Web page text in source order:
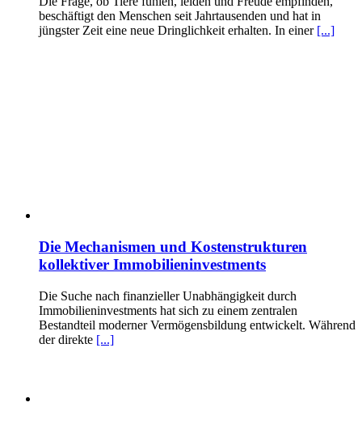
beschäftigt den Menschen seit Jahrtausenden und hat in
jüngster Zeit eine neue Dringlichkeit erhalten. In einer [...]
Die Mechanismen und Kostenstrukturen
kollektiver Immobilieninvestments
Die Suche nach finanzieller Unabhängigkeit durch
Immobilieninvestments hat sich zu einem zentralen
Bestandteil moderner Vermögensbildung entwickelt. Während
der direkte [...]